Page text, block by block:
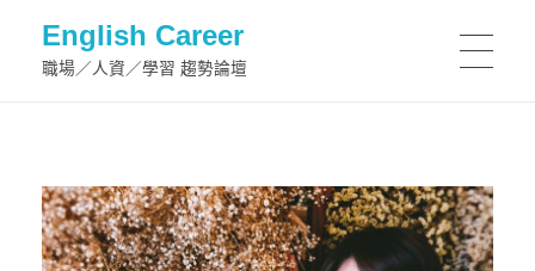
English Career
職場／人資／學習 趨勢論壇